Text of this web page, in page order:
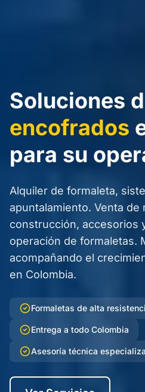
Soluciones
encofrados
para su
Alquiler de formaleta,
apuntalamiento. Venta de
construcción, accesorios
operación de formaletas.
acompañando el
en Colombia.
Formaletas de alta
Entrega a todo Colombia
Asesoría técnica